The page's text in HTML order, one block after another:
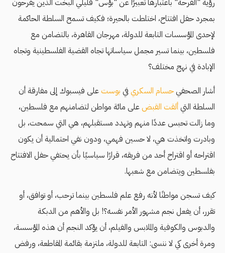
رؤية "الفرحة" باعتبارها تعبيرًا عن "بؤس" قليلي البخت الذين يفرحون
بمجرد حفل افتتاح، اختلطت بالحيرة؛ فكيف تسمح السلطة الحاكمة
لإحدى المؤسسات التابعة للدولة، مهرجان القاهرة، بالتضامن مع
فلسطين، بينما تسير مجمل سياساتها تجاه القضية الفلسطينية وتجاه
الإبادة في نهج مختلف؟
أشار الصحفيحسام السكريفي بوست على فيسبوك إلى مفارقة أن
السلطة التي ألقت القبضعلى مائة مواطن لتضامنهم مع فلسطين،
وما زالت تحبس عددًا منهم وتهدد مستقبلهم، هي التي سمحت، بل
وبادرت واتخذت هي، لا حسين فهمي، ودون نفي احتمالية أن يكون
اقتراحه أو اقتراح أحد من فريقه، قرارًا سياسيًا بأن يحتفي حفل الافتتاح
بفلسطين ويتضامن مع شعبها.
كيف تسجن مواطنًا لأنه رفع علم فلسطين بينما ترحب، أو توافق، أو
تقرر، أن يفعل نجم مشهور الأمر نفسه؟! بل والأهم من الدبكة
والدبوس والكوفية والملابس والفيلم، أن يؤكد النجم أن هذه المؤسسة،
ومرة أخرى كي لا ننسى: التابعة للدولة، ملتزمة بقائمة المقاطعة، ورفض